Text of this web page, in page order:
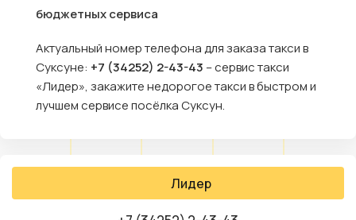
бюджетных сервиса
Актуальный номер телефона для заказа такси в
Суксуне: +7 (34252) 2-43-43 – сервис такси
«Лидер», закажите недорогое такси в быстром и
лучшем сервисе посёлка Суксун.
Лидер